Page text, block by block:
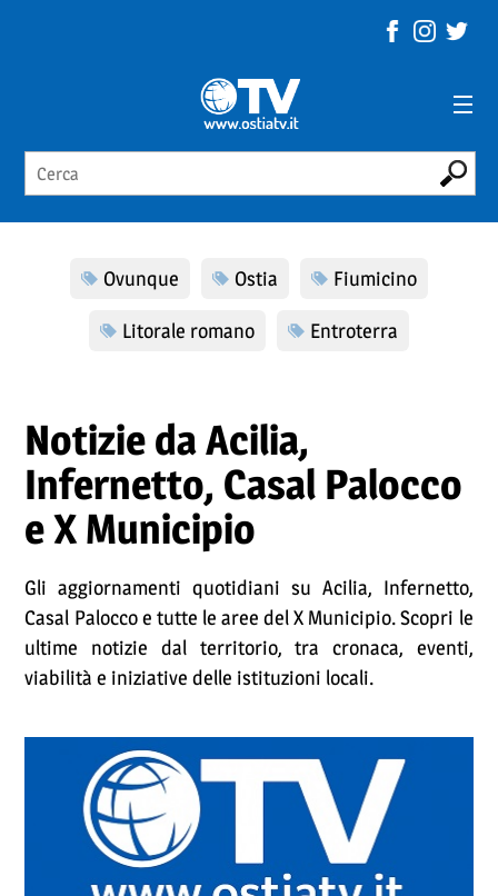
Ovunque Ostia Fiumicino
Litorale romano Entroterra
Notizie da Acilia,
Infernetto, Casal Palocco
e X Municipio
Gli aggiornamenti quotidiani su Acilia, Infernetto,
Casal Palocco e tutte le aree del X Municipio. Scopri le
ultime notizie dal territorio, tra cronaca, eventi,
viabilità e iniziative delle istituzioni locali.